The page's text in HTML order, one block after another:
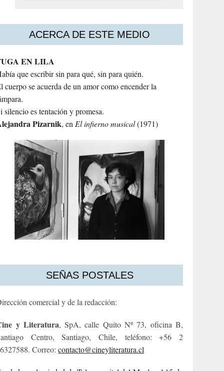
ACERCA DE ESTE MEDIO
EN LILA
que escribir sin para qué, sin para quién.
cuerpo se acuerda de un amor como encender la
silencio es tentación y promesa.
Pizarnik, enEl infierno musical(1971)
SEÑAS POSTALES
comercial y de la redacción:
y Literatura, SpA, calle Quito Nº 73, oficina B,
Centro, Santiago, Chile, teléfono: +56 2
Correo:contacto@cineyliteratura.cl